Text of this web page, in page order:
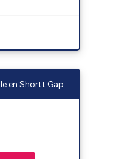
en Shortt Gap